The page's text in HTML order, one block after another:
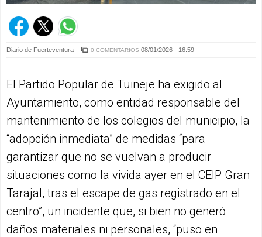
Diario de Fuerteventura 0 COMENTARIOS 08/01/2026 - 16:59
El Partido Popular de Tuineje ha exigido al
Ayuntamiento, como entidad responsable del
mantenimiento de los colegios del municipio, la
“adopción inmediata” de medidas “para
garantizar que no se vuelvan a producir
situaciones como la vivida ayer en el CEIP Gran
Tarajal, tras el escape de gas registrado en el
centro”, un incidente que, si bien no generó
daños materiales ni personales, “puso en